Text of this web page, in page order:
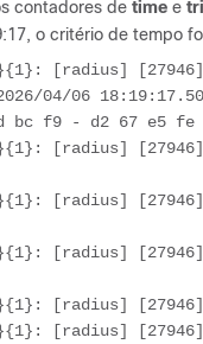
contadores de time e
o critério de tempo
0}{1}: [radius]
04/06
bc f9 - d2 67 e5
0}{1}: [radius]
0}{1}: [radius]
0}{1}: [radius]
0}{1}: [radius]
0}{1}: [radius]